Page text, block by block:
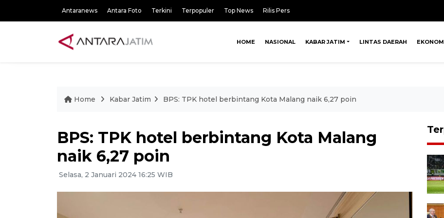
Antaranews Antara Foto Terkini Terpopuler Top News Rilis Pers
HOME NASIONAL KABAR JATIM LINTAS DAERAH
Home Kabar Jatim BPS: TPK hotel berbintang Kota Malang naik 6,27 poin
BPS: TPK hotel berbintang Kota Malang
naik 6,27 poin
Selasa, 2 Januari 2024 16:25 WIB